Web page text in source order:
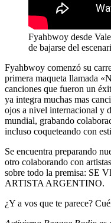
Fyahbwoy desde
de bajarse del
Fyahbwoy comenzó su
primera maqueta llamada
canciones que fueron un
ya integra muchas mas
ojos a nivel internacional y
mundial, grabando
incluso coqueteando con
Se encuentra preparando
otro colaborando con
sobre todo la premisa: SE
ARTISTA ARGENTINO.
¿Y a vos que te parece?